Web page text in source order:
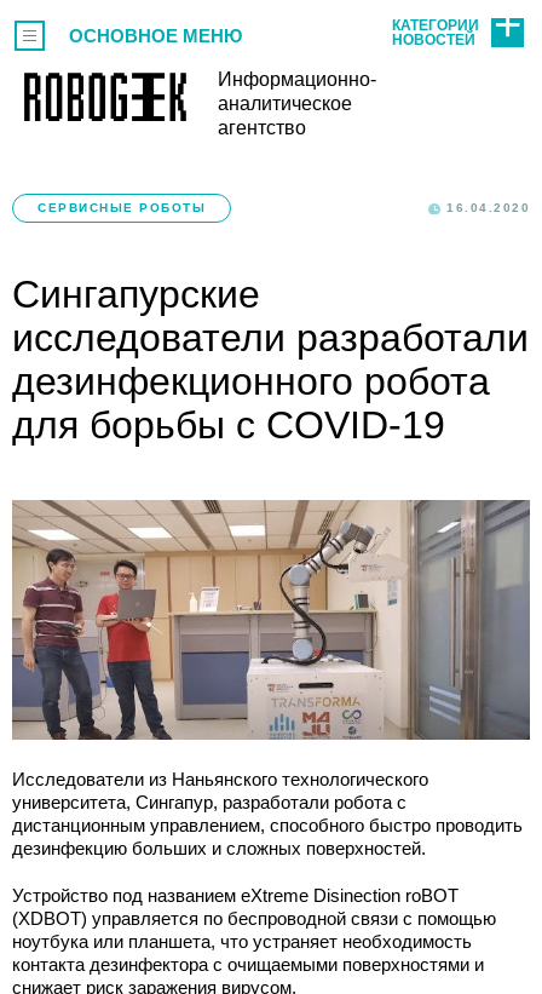
Информационно-
аналитическое
агентство
ОСНОВНОЕ МЕНЮ
КАТЕГОРИИ
НОВОСТЕЙ
СЕРВИСНЫЕ РОБОТЫ 16.04.2020
Сингапурские
исследователи разработали
дезинфекционного робота
для борьбы с COVID-19
Исследователи из Наньянского технологического
университета, Сингапур, разработали робота с
дистанционным управлением, способного быстро проводить
дезинфекцию больших и сложных поверхностей.
Устройство под названием eXtreme Disinection roBOT
(XDBOT) управляется по беспроводной связи с помощью
ноутбука или планшета, что устраняет необходимость
контакта дезинфектора с очищаемыми поверхностями и
снижает риск заражения вирусом.